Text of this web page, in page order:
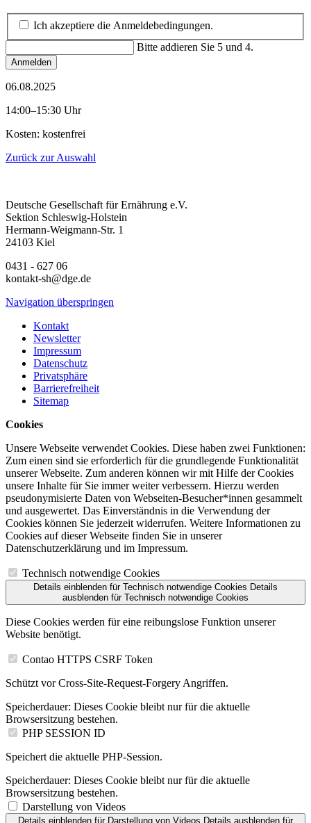
Ich akzeptiere die Anmeldebedingungen.
Bitte addieren Sie 5 und 4.
Anmelden
06.08.2025
14:00–15:30 Uhr
Kosten: kostenfrei
Zurück zur Auswahl
Deutsche Gesellschaft für Ernährung e.V.
Sektion Schleswig-Holstein
Hermann-Weigmann-Str. 1
24103 Kiel
0431 - 627 06
kontakt-sh@dge.de
Navigation überspringen
Kontakt
Newsletter
Impressum
Datenschutz
Privatsphäre
Barrierefreiheit
Sitemap
Cookies
Unsere Webseite verwendet Cookies. Diese haben zwei Funktionen:
Zum einen sind sie erforderlich für die grundlegende Funktionalität
unserer Webseite. Zum anderen können wir mit Hilfe der Cookies
unsere Inhalte für Sie immer weiter verbessern. Hierzu werden
pseudonymisierte Daten von Webseiten-Besucher*innen gesammelt
und ausgewertet. Das Einverständnis in die Verwendung der
Cookies können Sie jederzeit widerrufen. Weitere Informationen zu
Cookies auf dieser Webseite finden Sie in unserer
Datenschutzerklärung und im Impressum.
Technisch notwendige Cookies
Details einblenden für Technisch notwendige Cookies Details
ausblenden für Technisch notwendige Cookies
Diese Cookies werden für eine reibungslose Funktion unserer
Website benötigt.
Contao HTTPS CSRF Token
Schützt vor Cross-Site-Request-Forgery Angriffen.
Speicherdauer: Dieses Cookie bleibt nur für die aktuelle
Browsersitzung bestehen.
PHP SESSION ID
Speichert die aktuelle PHP-Session.
Speicherdauer: Dieses Cookie bleibt nur für die aktuelle
Browsersitzung bestehen.
Darstellung von Videos
Details einblenden für Darstellung von Videos Details ausblenden für